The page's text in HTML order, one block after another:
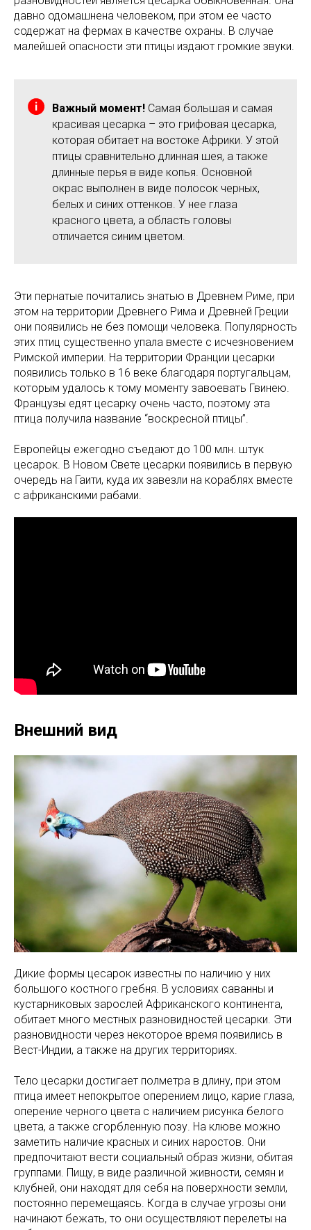
давно одомашнена человеком, при этом ее часто
содержат на фермах в качестве охраны. В случае
малейшей опасности эти птицы издают громкие звуки.
Важный момент! Самая большая и самая
красивая цесарка – это грифовая цесарка,
которая обитает на востоке Африки. У этой
птицы сравнительно длинная шея, а также
длинные перья в виде копья. Основной
окрас выполнен в виде полосок черных,
белых и синих оттенков. У нее глаза
красного цвета, а область головы
отличается синим цветом.
Эти пернатые почитались знатью в Древнем Риме, при
этом на территории Древнего Рима и Древней Греции
они появились не без помощи человека. Популярность
этих птиц существенно упала вместе с исчезновением
Римской империи. На территории Франции цесарки
появились только в 16 веке благодаря португальцам,
которым удалось к тому моменту завоевать Гвинею.
Французы едят цесарку очень часто, поэтому эта
птица получила название “воскресной птицы”.
Европейцы ежегодно съедают до 100 млн. штук
цесарок. В Новом Свете цесарки появились в первую
очередь на Гаити, куда их завезли на кораблях вместе
с африканскими рабами.
Внешний вид
Дикие формы цесарок известны по наличию у них
большого костного гребня. В условиях саванны и
кустарниковых зарослей Африканского континента,
обитает много местных разновидностей цесарки. Эти
разновидности через некоторое время появились в
Вест-Индии, а также на других территориях.
Тело цесарки достигает полметра в длину, при этом
птица имеет непокрытое оперением лицо, карие глаза,
оперение черного цвета с наличием рисунка белого
цвета, а также сгорбленную позу. На клюве можно
заметить наличие красных и синих наростов. Они
предпочитают вести социальный образ жизни, обитая
группами. Пищу, в виде различной живности, семян и
клубней, они находят для себя на поверхности земли,
постоянно перемещаясь. Когда в случае угрозы они
начинают бежать, то они осуществляют перелеты на